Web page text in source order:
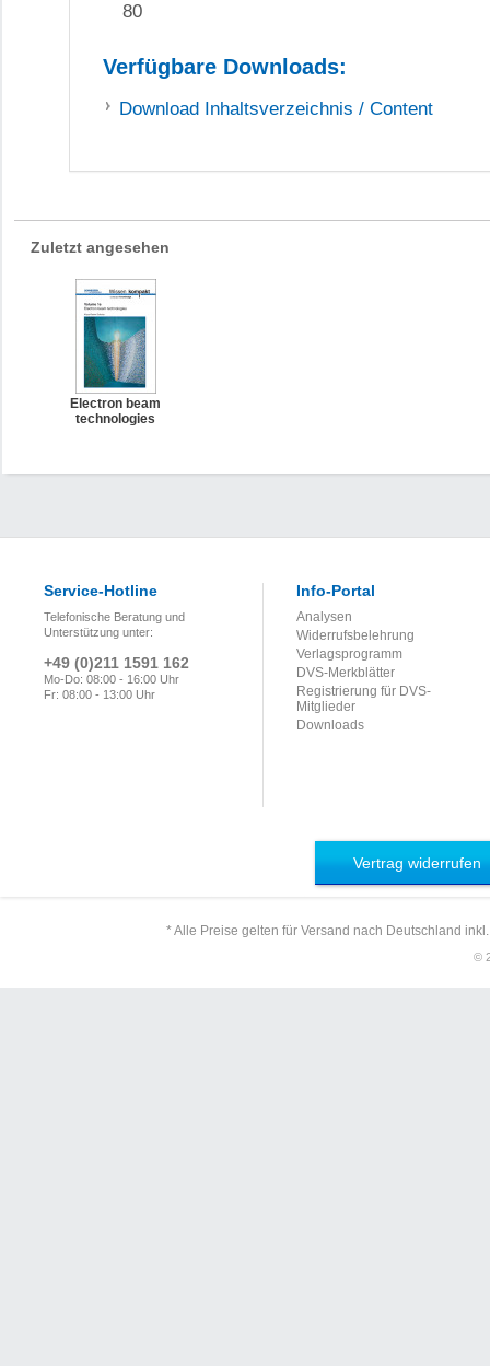
80
Verfügbare Downloads:
Download Inhaltsverzeichnis / Content
Zuletzt angesehen
Electron beam
technologies
Service-Hotline
Telefonische Beratung und
Unterstützung unter:
+49 (0)211 1591 162
Mo-Do: 08:00 - 16:00 Uhr
Fr: 08:00 - 13:00 Uhr
Info-Portal
Analysen
Widerrufsbelehrung
Verlagsprogramm
DVS-Merkblätter
Registrierung für DVS-
Mitglieder
Downloads
Vertrag widerrufen
* Alle Preise gelten für Versand nach Deutschland
©